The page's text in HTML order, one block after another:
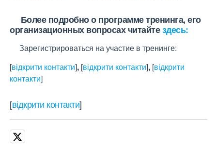
Более подробно о программе тренинга, его
организационных вопросах читайтездесь:
Зарегистрироваться на участие в тренинге:
[відкрити контакти], [відкрити контакти], [відкрити
контакти]
[відкрити контакти]